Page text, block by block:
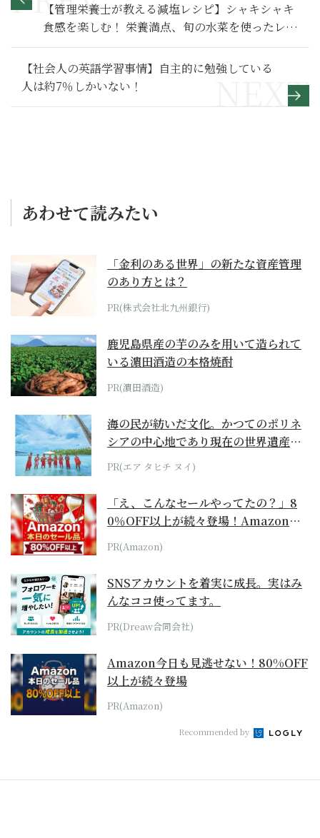
【管理栄養士が教える減塩レシピ】シャキシャキ
食感を楽しむ！ 栄養満点、旬の水菜を使ったレシ
ピ２品
【社会人の英語学習事情】自主的に勉強している
人は約7％しかいない！
あわせて読みたい
「金利のある世界」の新たな資産管理
のあり方とは？
PR(株式会社北九州銀行)
鹿児島県産の芋のみを用いて造られて
いる濵田酒造の本格焼酎
PR(濵田酒造)
海の民が紡いだ文化。かつてのポリネ
シアの中心地であり現在の世界遺産か
らみえてくる...
PR(エア タヒチ ヌイ)
「え、こんなセールやってたの？」8
0％OFF以上が続々登場！Amazonの
本気が...
PR(Amazon)
SNSアカウントを着実に成長。実はみ
んなココ使ってます。
PR(Dreaw合同会社)
Amazon今日も見逃せない！80%OFF
以上が続々登場
PR(Amazon)
Recommended by